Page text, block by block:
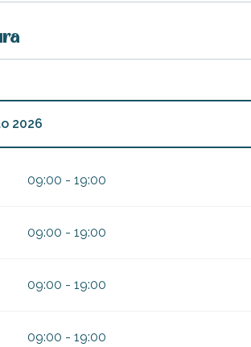
2026
09:00 - 19:00
09:00 - 19:00
09:00 - 19:00
09:00 - 19:00